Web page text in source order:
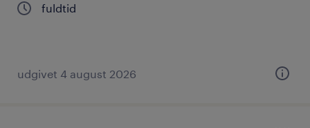
fuldtid
udgivet 4 august 2026